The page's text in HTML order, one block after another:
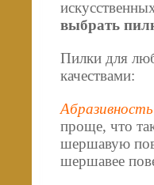
выбрать
Пилки для
качествами:
Абразивность
проще, что
шершавую
шершавее